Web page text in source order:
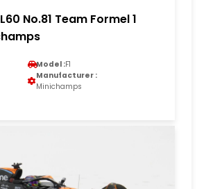
No.81 Team Formel 1
Model :F1
Manufacturer :
Minichamps